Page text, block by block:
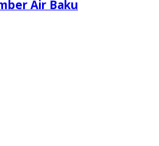
Air Baku